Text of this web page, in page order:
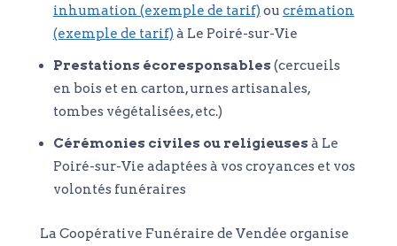
inhumation (exemple de tarif) ou crémation
(exemple de tarif) à Le Poiré-sur-Vie
Prestations écoresponsables (cercueils
en bois et en carton, urnes artisanales,
tombes végétalisées, etc.)
Cérémonies civiles ou religieuses à Le
Poiré-sur-Vie adaptées à vos croyances et vos
volontés funéraires
La Coopérative Funéraire de Vendée organise